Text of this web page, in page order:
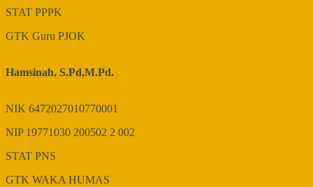
STAT PPPK
GTK Guru PJOK
Hamsinah, S.Pd,M.Pd.
NIK 6472027010770001
NIP 19771030 200502 2 002
STAT PNS
GTK WAKA HUMAS